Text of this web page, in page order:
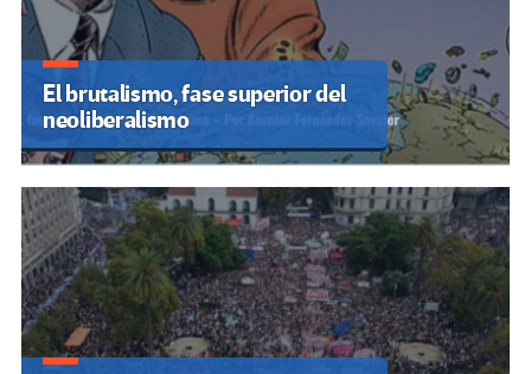
El brutalismo, fase superior del
neoliberalismo